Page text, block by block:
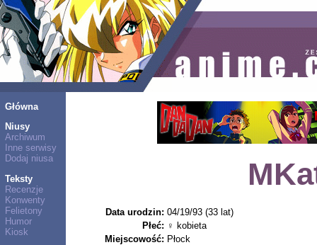
Główna
Niusy
Archiwum
Inne serwisy
Dodaj niusa
Teksty
Recenzje
Konwenty
Felietony
Humor
Kiosk
Data urodzin: 04/19/93 (33 lat)
Płeć: ♀ kobieta
Miejscowość: Płock